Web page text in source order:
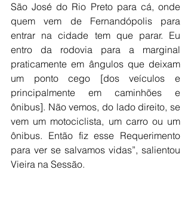
São José do Rio Preto para cá, onde
quem vem de Fernandópolis para
entrar na cidade tem que parar. Eu
entro da rodovia para a marginal
praticamente em ângulos que deixam
um ponto cego [dos veículos e
principalmente em caminhões e
ônibus]. Não vemos, do lado direito, se
vem um motociclista, um carro ou um
ônibus. Então fiz esse Requerimento
para ver se salvamos vidas”, salientou
Vieira na Sessão.